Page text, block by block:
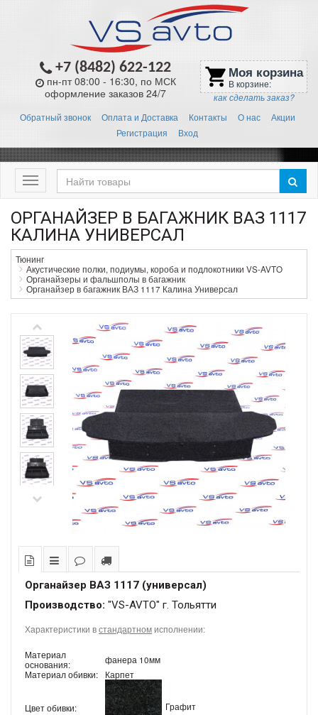
+7 (8482) 622-122
пн-пт 08:00 - 16:30, по МСК
оформление заказов 24/7
shopping_cart Моя корзина
В корзине:
как сделать заказ?
Обратный звонок Оплата и Доставка Контакты О нас
Акции
Регистрация
Вход
Меню
ОРГАНАЙЗЕР В БАГАЖНИК ВАЗ 1117
КАЛИНА УНИВЕРСАЛ
Тюнинг
Акустические полки, подиумы, короба и подлокотники VS-AVTO
Органайзеры и фальшполы в багажник
Органайзер в багажник ВАЗ 1117 Калина Универсал
Органайзер ВАЗ 1117 (универсал)
Производство: "VS-AVTO" г. Тольятти
Характеристики встандартномисполнении:
Материал
основания:
фанера 10мм
Материал обивки:
Карпет
Цвет обивки: Графит